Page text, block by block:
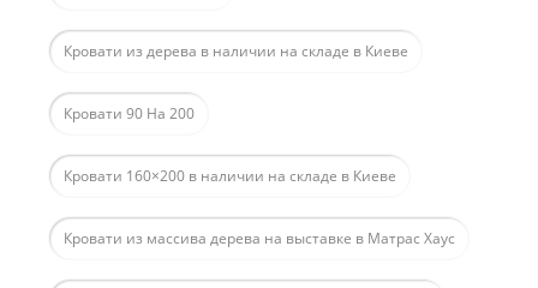
Кровати из дерева в наличии на складе в Киеве
Кровати 90 На 200
Кровати 160×200 в наличии на складе в Киеве
Кровати из массива дерева на выставке в Матрас Хаус